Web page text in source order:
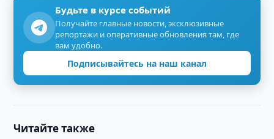
Будьте в курсе событий
Получайте главные новости, эксклюзивные
репортажи и оперативные обновления там, где
вам удобно.
Подписывайтесь на наш канал
Читайте также